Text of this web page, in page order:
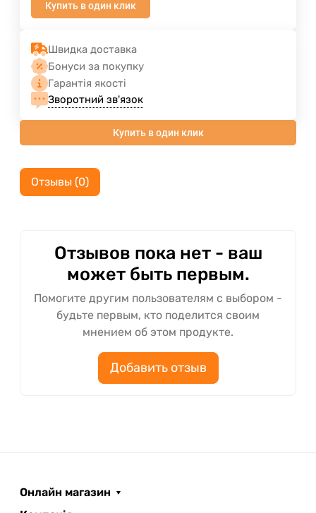
Купить в один клик
Швидка доставка
Бонуси за покупку
Гарантія якості
Зворотний зв'язок
Купить в один клик
Отзывы (0)
Отзывов пока нет - ваш
может быть первым.
Помогите другим пользователям с выбором -
будьте первым, кто поделится своим
мнением об этом продукте.
Добавить отзыв
Онлайн магазин